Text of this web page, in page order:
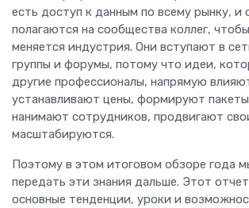
есть доступ к данным по всему рынку, и
полагаются на сообщества коллег,
меняется индустрия. Они вступают в
группы и форумы, потому что идеи,
другие профессионалы, напрямую
устанавливают цены, формируют пакеты
нанимают сотрудников, продвигают
масштабируются.
Поэтому в этом итоговом обзоре года
передать эти знания дальше. Этот
основные тенденции, уроки и